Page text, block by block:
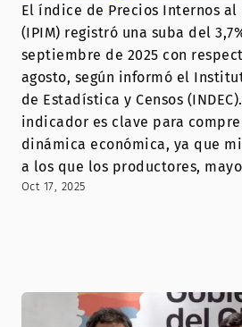
El índice de Precios Internos al
(IPIM) registró una suba del
septiembre de 2025 con
agosto, según informó el
de Estadística y Censos
indicador es clave para
dinámica económica, ya que
a los que los productores,
Oct 17, 2025